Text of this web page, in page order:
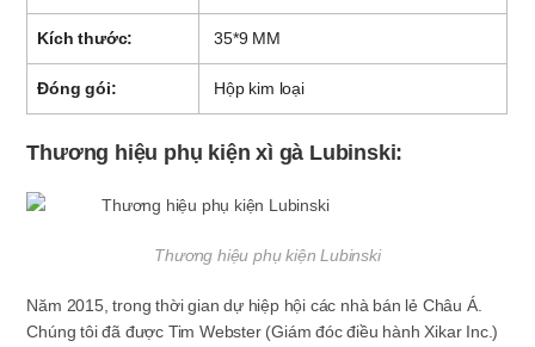
Kích thước: 35*9 MM
Đóng gói: Hộp kim loại
Thương hiệu phụ kiện xì gà Lubinski:
Thương hiệu phụ kiện Lubinski
Năm 2015, trong thời gian dự hiệp hội các nhà bán lẻ Châu Á.
Chúng tôi đã được Tim Webster (Giám đóc điều hành Xikar Inc.)